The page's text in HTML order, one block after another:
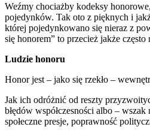
Weźmy chociażby kodeksy
pojedynków. Tak oto z pięknych i
której pojedynkowano się nieraz z
się honorem” to przecież jakże
Ludzie honoru
Honor jest – jako się rzekło –
Jak ich odróżnić od reszty
błędów współczesności albo –
społeczne presje, poprawność